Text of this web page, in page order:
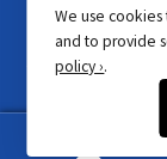
© Motorrad
We use
and to provide
policy ›.